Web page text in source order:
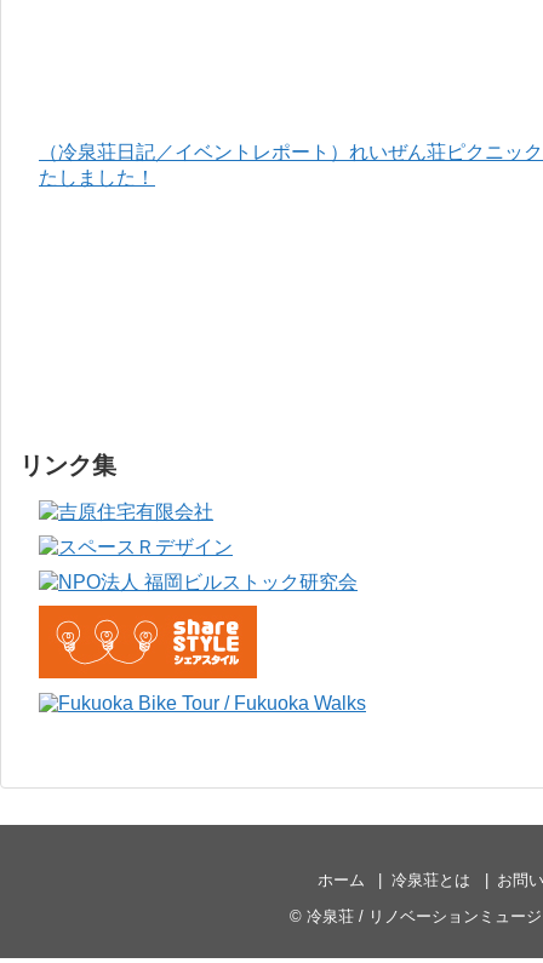
（冷泉荘日記／イベントレポート）れいぜん荘ピクニッ
たしました！
リンク集
ホーム 冷泉荘とは
お問
© 冷泉荘 / リノベーションミュー